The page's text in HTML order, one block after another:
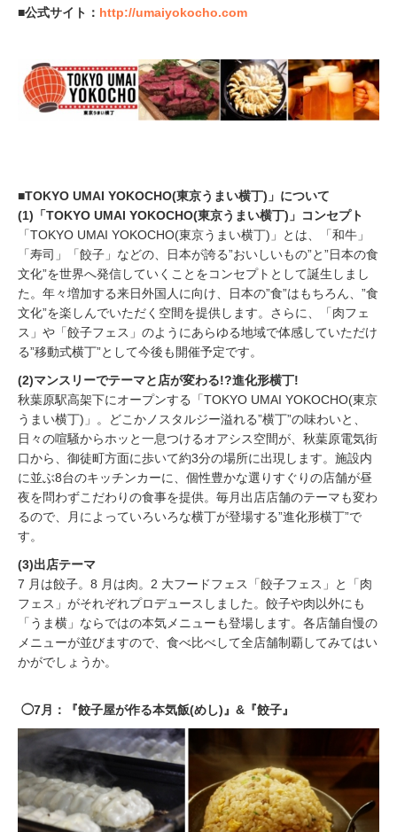
■公式サイト： http://umaiyokocho.com
■TOKYO UMAI YOKOCHO(東京うまい横丁)」について
(1)「TOKYO UMAI YOKOCHO(東京うまい横丁)」コンセプト
「TOKYO UMAI YOKOCHO(東京うまい横丁)」とは、「和牛」
「寿司」「餃子」などの、日本が誇る”おいしいもの”と”日本の食
文化”を世界へ発信していくことをコンセプトとして誕生しまし
た。年々増加する来日外国人に向け、日本の”食”はもちろん、”食
文化”を楽しんでいただく空間を提供します。さらに、「肉フェ
ス」や「餃子フェス」のようにあらゆる地域で体感していただけ
る”移動式横丁”として今後も開催予定です。
(2)マンスリーでテーマと店が変わる!?進化形横丁!
秋葉原駅高架下にオープンする「TOKYO UMAI YOKOCHO(東京
うまい横丁)」。どこかノスタルジー溢れる”横丁”の味わいと、
日々の喧騒からホッと一息つけるオアシス空間が、秋葉原電気街
口から、御徒町方面に歩いて約3分の場所に出現します。施設内
に並ぶ8台のキッチンカーに、個性豊かな選りすぐりの店舗が昼
夜を問わずこだわりの食事を提供。毎月出店店舗のテーマも変わ
るので、月によっていろいろな横丁が登場する”進化形横丁”で
す。
(3)出店テーマ
7 月は餃子。8 月は肉。2 大フードフェス「餃子フェス」と「肉
フェス」がそれぞれプロデュースしました。餃子や肉以外にも
「うま横」ならではの本気メニューも登場します。各店舗自慢の
メニューが並びますので、食べ比べして全店舗制覇してみてはい
かがでしょうか。
◯7月：『餃子屋が作る本気飯(めし)』&『餃子』